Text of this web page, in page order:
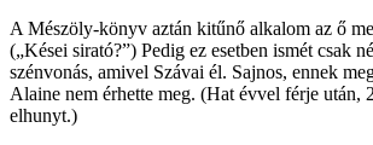
A Mészöly-könyv aztán kitűnő alkalom az ő
(„Kései sirató?”) Pedig ez esetben ismét csak
szénvonás, amivel Szávai él. Sajnos, ennek
Alaine nem érhette meg. (Hat évvel férje után,
elhunyt.)